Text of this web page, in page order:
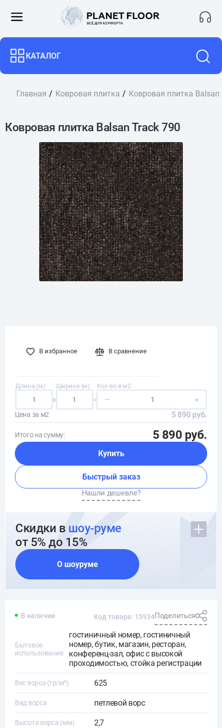
КАТАЛОГ
Главная Ковровая плитка Ковровая плитка Balsan
Ковровая плитка Balsan Track 790
В избранное В сравнение
Длина (м)
x
Ширина (м)
=
Кол-во в м2
—
+
Цена за м2
5 890 руб.
Итого на сумму: 5 890 руб.
Купить
Быстрый заказ
Нашли дешевле?
Скидки в шоу-руме
от 5% до 15%
О шоуруме
В наличии Код товара: 15934Поделиться
Бытовое
использование
гостиничный номер, гостиничный
номер, бутик, магазин, ресторан,
конференц-зал, офис с высокой
проходимостью, стойка регистрации
Вес ворса (гр/м²) 625
Вид ворса петлевой ворс
Высота ворса (мм) 2,7